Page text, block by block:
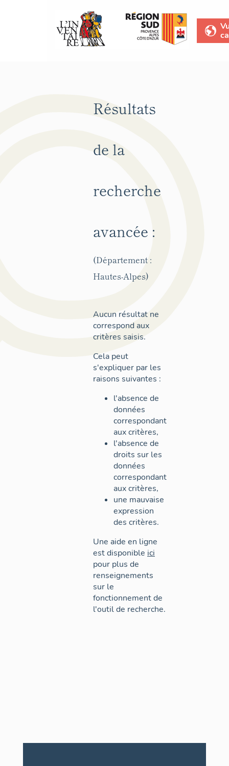
Résultats
de la
recherche
avancée :
(Département :
Hautes-Alpes)
Aucun résultat ne
correspond aux
critères saisis.
Cela peut
s'expliquer par les
raisons suivantes :
l'absence de
données
correspondant
aux critères,
l'absence de
droits sur les
données
correspondant
aux critères,
une mauvaise
expression
des critères.
Une aide en ligne
est disponible ici
pour plus de
renseignements
sur le
fonctionnement de
l'outil de recherche.